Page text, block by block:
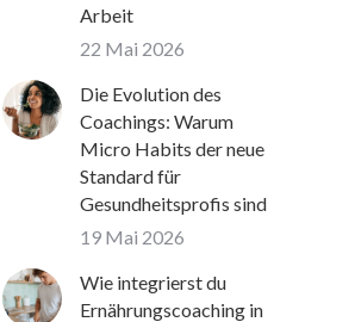
Arbeit
22 Mai 2026
Die Evolution des
Coachings: Warum
Micro Habits der neue
Standard für
Gesundheitsprofis sind
19 Mai 2026
Wie integrierst du
Ernährungscoaching in